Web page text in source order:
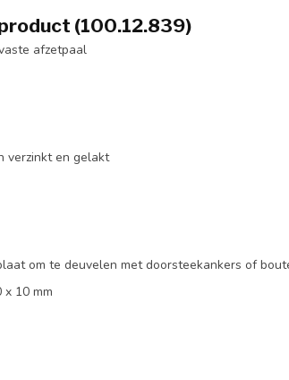
(100.12.839)
afzetpaal
verzinkt en gelakt
om te deuvelen met doorsteekankers of
x 10 mm